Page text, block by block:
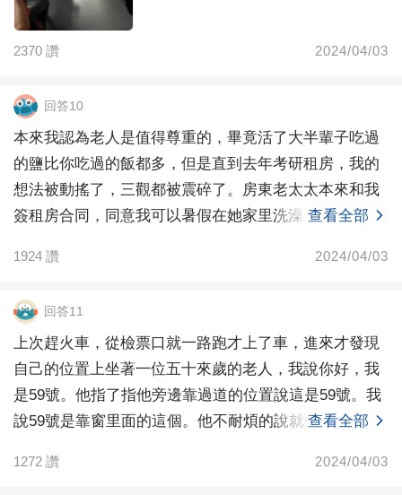
2370 讚 2024/04/03
回答10
本來我認為老人是值得尊重的，畢竟活了大半輩子吃過
的鹽比你吃過的飯都多，但是直到去年考研租房，我的
想法被動搖了，三觀都被震碎了。房東老太太本來和我
簽租房合同，同意我可以暑假在她家里洗澡，因為是同
查看全部
1924 讚 2024/04/03
回答11
上次趕火車，從檢票口就一路跑才上了車，進來才發現
自己的位置上坐著一位五十來歲的老人，我說你好，我
是59號。他指了指他旁邊靠過道的位置說這是59號。我
說59號是靠窗里面的這個。他不耐煩的說就坐這吧，我
查看全部
1272 讚 2024/04/03